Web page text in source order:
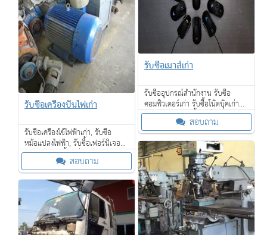
รับซื้อเมาส์เก่า
รับซื้ออุปกรณ์สำนักงาน รับซื้อ
คอมพิวเตอร์เก่า รับซื้อโน๊ตบุ๊คเก่าพูด
คุยกันก่อนได้ รับซื้อถึงที่ ถึงโรงงาน
ของท่าน ตามกำหนดเวลา ให้ราคาดี
สอบถาม
รับซื้อเครื่องปั่นไฟเก่า
รับซื้อเครื่องใช้ไฟฟ้าเก่า, รับซื้อ
หม้อแปลงไฟฟ้า, รับซื้อเฟอร์นิเจอร์
ไม้สักเก่า, รับซื้อเครื่องจักรเก่าขนาด
ใหญ่ และเรายังรับซื้อของเก่าใน
โรงแรม
สอบถาม